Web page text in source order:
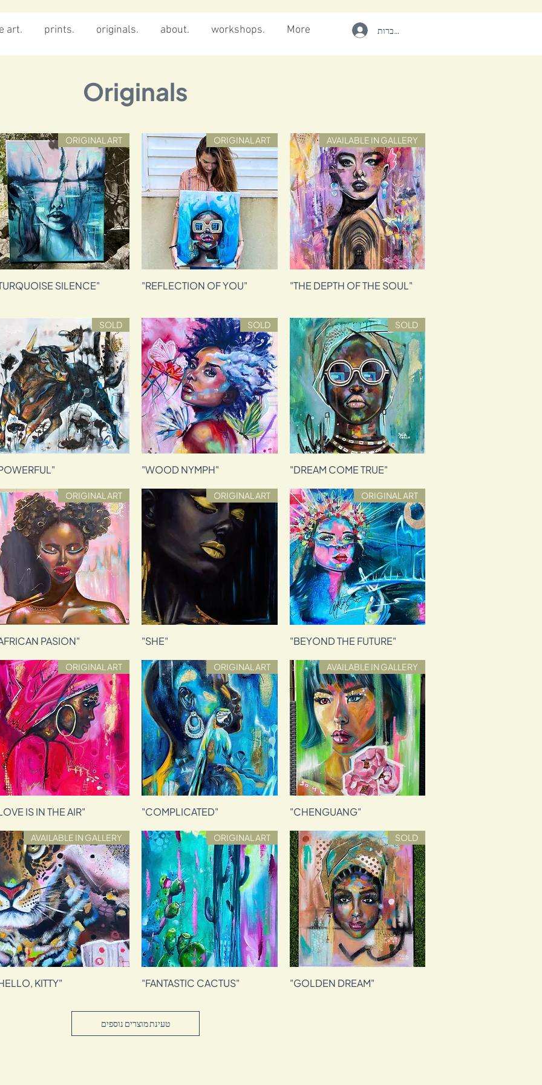
art. prints. originals. about. workshops. More להתחברות
Originals
תצוגה מהירה
AVAILABLE IN GALLERY
"THE DEPTH OF THE SOUL" תצוגה מהירה
ORIGINAL ART
"REFLECTION OF YOU" תצוגה מהירה
ORIGINAL ART
"TURQUOISE SILENCE"
תצוגה מהירה
SOLD
"DREAM COME TRUE" תצוגה מהירה
SOLD
"WOOD NYMPH" תצוגה מהירה
SOLD
"POWERFUL"
תצוגה מהירה
ORIGINAL ART
"BEYOND THE FUTURE"
ORIGINAL ART
"SHE" תצוגה מהירה
ORIGINAL ART
"AFRICAN PASION"
תצוגה מהירה
AVAILABLE IN GALLERY
"CHENGUANG" תצוגה מהירה
ORIGINAL ART
"COMPLICATED" תצוגה מהירה
ORIGINAL ART
"LOVE IS IN THE AIR"
תצוגה מהירה
SOLD
"GOLDEN DREAM" תצוגה מהירה
ORIGINAL ART
"FANTASTIC CACTUS" תצוגה מהירה
AVAILABLE IN GALLERY
"HELLO, KITTY"
טעינת מוצרים נוספים